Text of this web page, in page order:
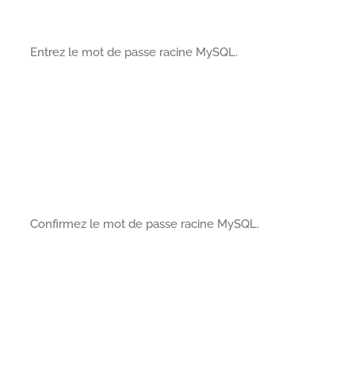
Entrez le mot de passe racine MySQL.
Confirmez le mot de passe racine MySQL.